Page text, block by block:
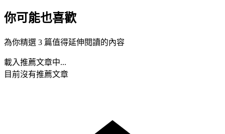
你可能也喜歡
為你精選 3 篇值得延伸閱讀的內容
載入推薦文章中...
目前沒有推薦文章